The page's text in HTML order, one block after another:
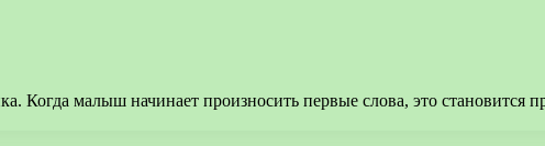
Когда малыш начинает произносить первые слова, это становится